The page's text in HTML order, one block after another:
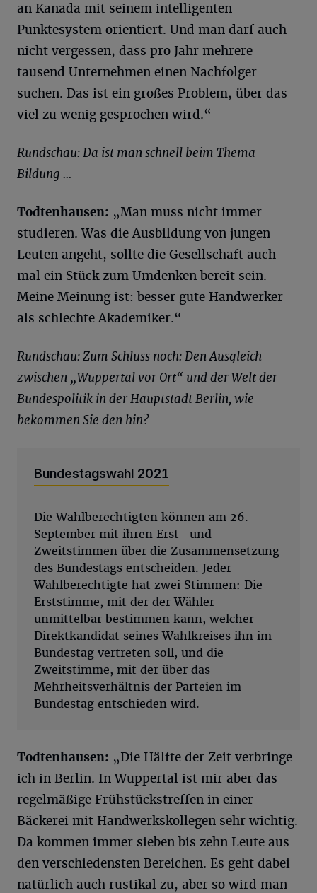
an Kanada mit seinem intelligenten
Punktesystem orientiert. Und man darf auch
nicht vergessen, dass pro Jahr mehrere
tausend Unternehmen einen Nachfolger
suchen. Das ist ein großes Problem, über das
viel zu wenig gesprochen wird.“
Rundschau: Da ist man schnell beim Thema
Bildung ...
Todtenhausen: „Man muss nicht immer
studieren. Was die Ausbildung von jungen
Leuten angeht, sollte die Gesellschaft auch
mal ein Stück zum Umdenken bereit sein.
Meine Meinung ist: besser gute Handwerker
als schlechte Akademiker.“
Rundschau: Zum Schluss noch: Den Ausgleich
zwischen „Wuppertal vor Ort“ und der Welt der
Bundespolitik in der Hauptstadt Berlin, wie
bekommen Sie den hin?
Bundestagswahl 2021
Die Wahlberechtigten können am 26.
September mit ihren Erst- und
Zweitstimmen über die Zusammensetzung
des Bundestags entscheiden. Jeder
Wahlberechtigte hat zwei Stimmen: Die
Erststimme, mit der der Wähler
unmittelbar bestimmen kann, welcher
Direktkandidat seines Wahlkreises ihn im
Bundestag vertreten soll, und die
Zweitstimme, mit der über das
Mehrheitsverhältnis der Parteien im
Bundestag entschieden wird.
Todtenhausen: „Die Hälfte der Zeit verbringe
ich in Berlin. In Wuppertal ist mir aber das
regelmäßige Frühstückstreffen in einer
Bäckerei mit Handwerkskollegen sehr wichtig.
Da kommen immer sieben bis zehn Leute aus
den verschiedensten Bereichen. Es geht dabei
natürlich auch rustikal zu, aber so wird man